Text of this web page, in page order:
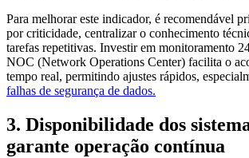
Para melhorar este indicador, é recomendável
por criticidade, centralizar o conhecimento
tarefas repetitivas. Investir em monitoramento
NOC (Network Operations Center) facilita o
tempo real, permitindo ajustes rápidos,
falhas de segurança de dados.
3. Disponibilidade dos
garante operação contínua